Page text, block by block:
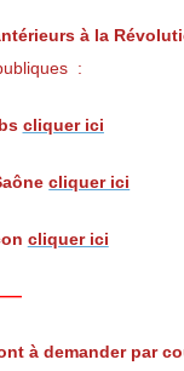
à la
:
cliquer ici
cliquer ici
cliquer ici
à demander par